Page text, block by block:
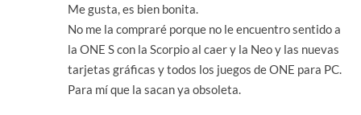
Me gusta, es bien bonita.
No me la compraré porque no le encuentro sentido a
la ONE S con la Scorpio al caer y la Neo y las nuevas
tarjetas gráficas y todos los juegos de ONE para PC.
Para mí que la sacan ya obsoleta.